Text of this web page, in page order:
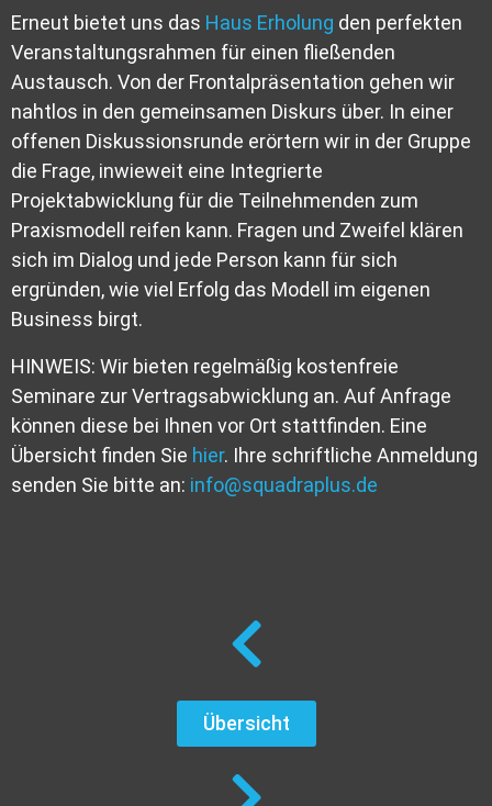
Erneut bietet uns das Haus Erholung den perfekten
Veranstaltungsrahmen für einen fließenden
Austausch. Von der Frontalpräsentation gehen wir
nahtlos in den gemeinsamen Diskurs über. In einer
offenen Diskussionsrunde erörtern wir in der Gruppe
die Frage, inwieweit eine Integrierte
Projektabwicklung für die Teilnehmenden zum
Praxismodell reifen kann. Fragen und Zweifel klären
sich im Dialog und jede Person kann für sich
ergründen, wie viel Erfolg das Modell im eigenen
Business birgt.
HINWEIS: Wir bieten regelmäßig kostenfreie
Seminare zur Vertragsabwicklung an. Auf Anfrage
können diese bei Ihnen vor Ort stattfinden. Eine
Übersicht finden Sie hier. Ihre schriftliche Anmeldung
senden Sie bitte an: info@squadraplus.de
Übersicht